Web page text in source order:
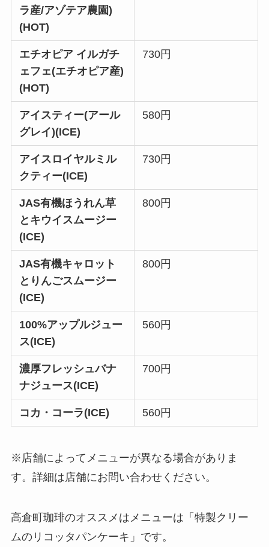
ラ産/アゾテア農園)
(HOT)
エチオピア イルガチ
ェフェ(エチオピア産)
(HOT)
730円
アイスティー(アール
グレイ)(ICE)
580円
アイスロイヤルミル
クティー(ICE)
730円
JAS有機ほうれん草
とキウイスムージー
(ICE)
800円
JAS有機キャロット
とりんごスムージー
(ICE)
800円
100%アップルジュー
ス(ICE)
560円
濃厚フレッシュバナ
ナジュース(ICE)
700円
コカ・コーラ(ICE) 560円
※店舗によってメニューが異なる場合がありま
す。詳細は店舗にお問い合わせください。
高倉町珈琲のオススメはメニューは「特製クリー
ムのリコッタパンケーキ」です。